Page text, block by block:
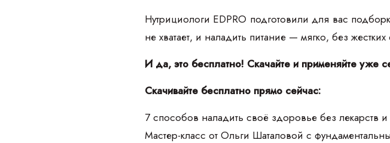
Нутрициологи EDPRO подготовили для вас
не хватает, и наладить питание — мягко, без
И да, это бесплатно! Скачайте и применяйте уже
Скачивайте бесплатно прямо сейчас:
7 способов наладить своё здоровье без лекарств и
Мастер-класс от Ольги Шаталовой с